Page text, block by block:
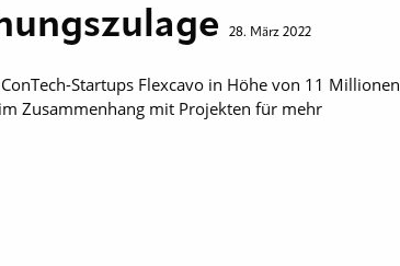
28. März 2022
Startups Flexcavo in Höhe von 11 Millionen
Zusammenhang mit Projekten für mehr